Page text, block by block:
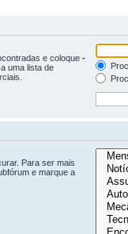
e coloque -
uma lista de
Para ser mais
e marque a